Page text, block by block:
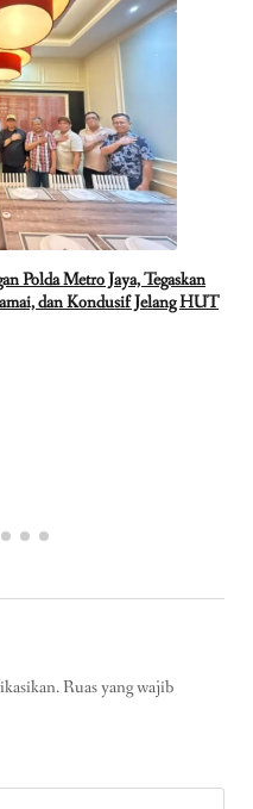
Polda Metro Jaya, Tegaskan
dan Kondusif Jelang HUT
Ruas yang wajib